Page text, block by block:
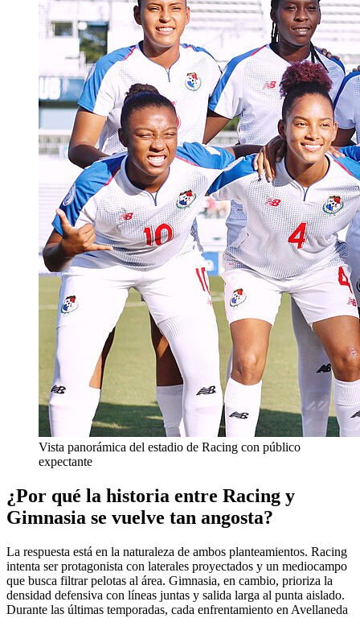
Vista panorámica del estadio de Racing con público
expectante
¿Por qué la historia entre Racing y
Gimnasia se vuelve tan angosta?
La respuesta está en la naturaleza de ambos planteamientos. Racing
intenta ser protagonista con laterales proyectados y un mediocampo
que busca filtrar pelotas al área. Gimnasia, en cambio, prioriza la
densidad defensiva con líneas juntas y salida larga al punta aislado.
Durante las últimas temporadas, cada enfrentamiento en Avellaneda